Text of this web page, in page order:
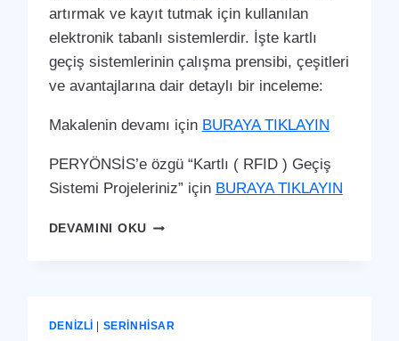
artırmak ve kayıt tutmak için kullanılan
elektronik tabanlı sistemlerdir. İşte kartlı
geçiş sistemlerinin çalışma prensibi, çeşitleri
ve avantajlarına dair detaylı bir inceleme:
Makalenin devamı için BURAYA TIKLAYIN
PERYÖNSİS’e özgü “Kartlı ( RFID ) Geçiş
Sistemi Projeleriniz” için BURAYA TIKLAYIN
DEVAMINI OKUSERINHISAR
GEÇIŞ
DENIZLI SERINHISAR